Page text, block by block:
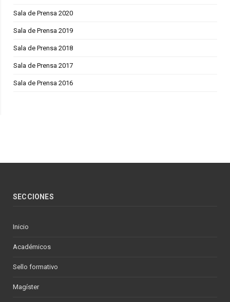
Sala de Prensa 2020
Sala de Prensa 2019
Sala de Prensa 2018
Sala de Prensa 2017
Sala de Prensa 2016
SECCIONES
Inicio
Académicos
Sello formativo
Magíster